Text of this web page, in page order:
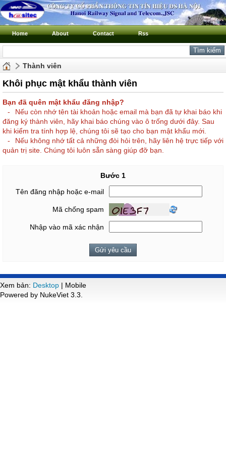
Home About Contact Rss
Thành viên
Khôi phục mật khẩu thành viên
Bạn đã quên mật khẩu đăng nhập?
-
Nếu còn nhớ tên tài khoản hoặc email mà bạn đã tự khai báo khi
đăng ký thành viên, hãy khai báo chúng vào ô trống dưới đây. Sau
khi kiểm tra tính hợp lệ, chúng tôi sẽ tạo cho bạn mật khẩu mới.
-
Nếu không nhớ tất cả những đòi hỏi trên, hãy liên hệ trực tiếp với
quản trị site. Chúng tôi luôn sẵn sàng giúp đỡ bạn.
Bước 1
Tên đăng nhập hoặc e-mail
Mã chống spam
Nhập vào mã xác nhận
Xem bản: Desktop | Mobile
Powered by NukeViet 3.3.